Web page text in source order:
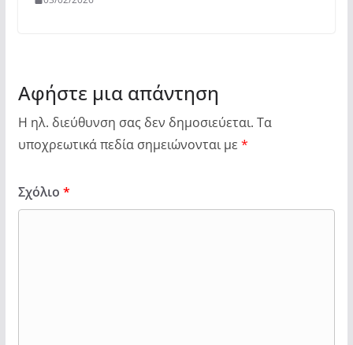
Αφήστε μια απάντηση
Η ηλ. διεύθυνση σας δεν δημοσιεύεται. Τα
υποχρεωτικά πεδία σημειώνονται με *
Σχόλιο *